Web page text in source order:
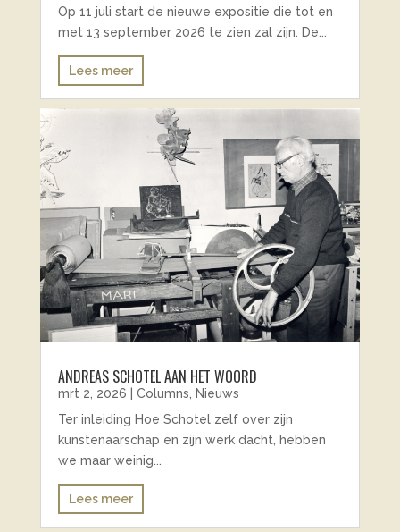
Op 11 juli start de nieuwe expositie die tot en
met 13 september 2026 te zien zal zijn. De...
Lees meer
ANDREAS SCHOTEL AAN HET WOORD
mrt 2, 2026 Columns
Nieuws
Ter inleiding Hoe Schotel zelf over zijn
kunstenaarschap en zijn werk dacht, hebben
we maar weinig...
Lees meer